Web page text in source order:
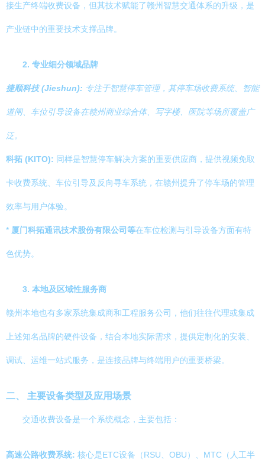
接生产终端收费设备，但其技术赋能了赣州智慧交通体系的升级，是
产业链中的重要技术支撑品牌。
2. 专业细分领域品牌
捷顺科技 (Jieshun): 专注于智慧停车管理，其停车场收费系统、智能
道闸、车位引导设备在赣州商业综合体、写字楼、医院等场所覆盖广
泛。
科拓 (KITO): 同样是智慧停车解决方案的重要供应商，提供视频免取
卡收费系统、车位引导及反向寻车系统，在赣州提升了停车场的管理
效率与用户体验。
* 厦门科拓通讯技术股份有限公司等在车位检测与引导设备方面有特
色优势。
3. 本地及区域性服务商
赣州本地也有多家系统集成商和工程服务公司，他们往往代理或集成
上述知名品牌的硬件设备，结合本地实际需求，提供定制化的安装、
调试、运维一站式服务，是连接品牌与终端用户的重要桥梁。
二、 主要设备类型及应用场景
交通收费设备是一个系统概念，主要包括：
高速公路收费系统: 核心是ETC设备（RSU、OBU）、MTC（人工半